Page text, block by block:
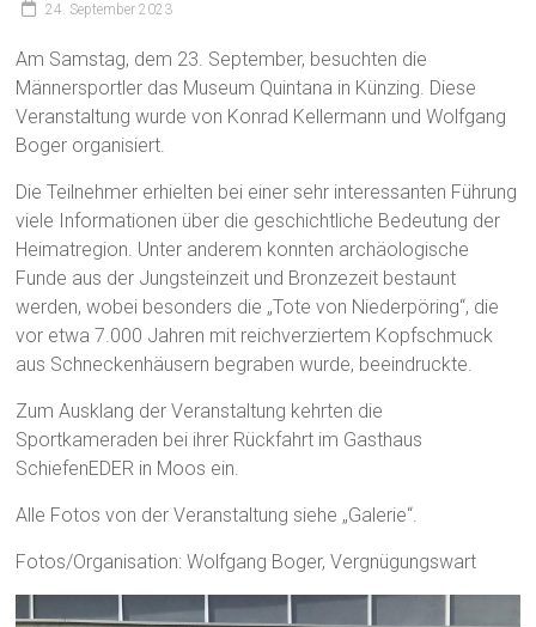
24. September 2023
Am Samstag, dem 23. September, besuchten die
Männersportler das Museum Quintana in Künzing. Diese
Veranstaltung wurde von Konrad Kellermann und Wolfgang
Boger organisiert.
Die Teilnehmer erhielten bei einer sehr interessanten Führung
viele Informationen über die geschichtliche Bedeutung der
Heimatregion. Unter anderem konnten archäologische
Funde aus der Jungsteinzeit und Bronzezeit bestaunt
werden, wobei besonders die „Tote von Niederpöring“, die
vor etwa 7.000 Jahren mit reichverziertem Kopfschmuck
aus Schneckenhäusern begraben wurde, beeindruckte.
Zum Ausklang der Veranstaltung kehrten die
Sportkameraden bei ihrer Rückfahrt im Gasthaus
SchiefenEDER in Moos ein.
Alle Fotos von der Veranstaltung siehe „Galerie“.
Fotos/Organisation: Wolfgang Boger, Vergnügungswart